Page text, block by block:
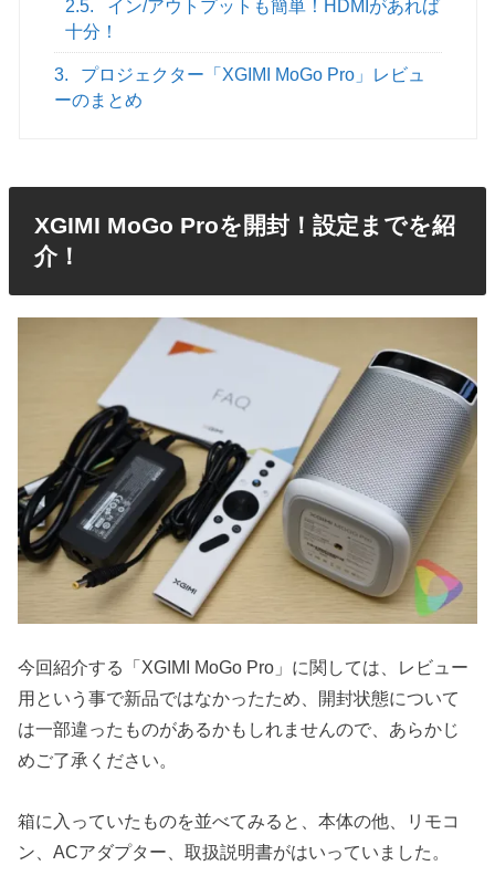
2.5.
イン/アウトプットも簡単！HDMIがあれば
十分！
3.
プロジェクター「XGIMI MoGo Pro」レビュ
ーのまとめ
XGIMI MoGo Proを開封！設定までを紹
介！
今回紹介する「XGIMI MoGo Pro」に関しては、レビュー
用という事で新品ではなかったため、開封状態について
は一部違ったものがあるかもしれませんので、あらかじ
めご了承ください。
箱に入っていたものを並べてみると、本体の他、リモコ
ン、ACアダプター、取扱説明書がはいっていました。